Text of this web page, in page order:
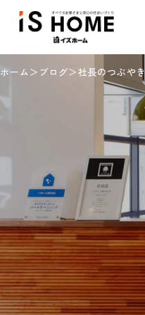
ホーム ブログ 社長のつぶやき